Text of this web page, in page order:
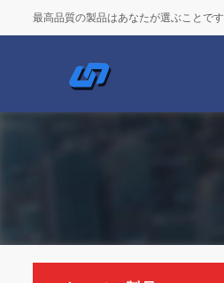
最高品質の製品はあなたが選ぶことです